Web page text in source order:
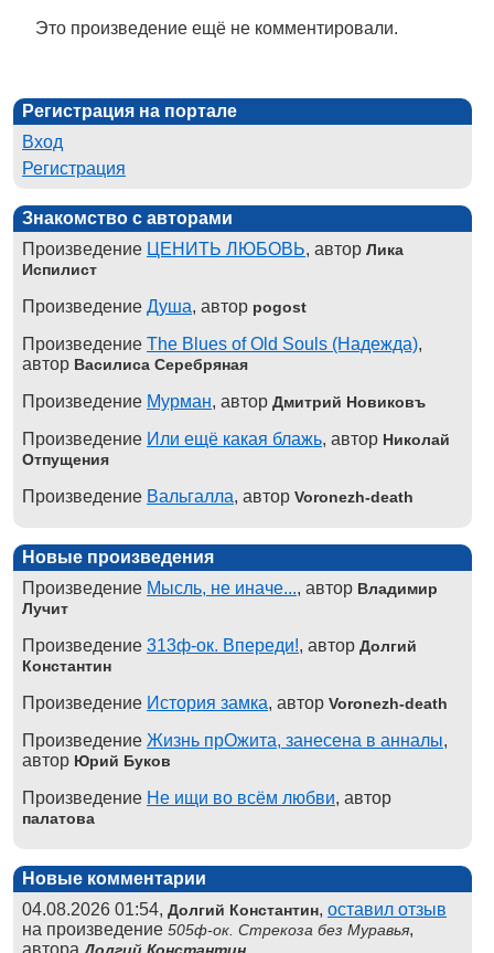
Это произведение ещё не комментировали.
Регистрация на портале
Вход
Регистрация
Знакомство с авторами
Произведение ЦЕНИТЬ ЛЮБОВЬ, автор Лика
Испилист
Произведение Душа, автор pogost
Произведение The Blues of Old Souls (Надежда),
автор Василиса Серебряная
Произведение Мурман, автор Дмитрий Новиковъ
Произведение Или ещё какая блажь, автор Николай
Отпущения
Произведение Вальгалла, автор Voronezh-death
Новые произведения
Произведение Мысль, не иначе..., автор Владимир
Лучит
Произведение 313ф-ок. Впереди!, автор Долгий
Константин
Произведение История замка, автор Voronezh-death
Произведение Жизнь прОжита, занесена в анналы,
автор Юрий Буков
Произведение Не ищи во всём любви, автор
палатова
Новые комментарии
04.08.2026 01:54, Долгий Константин, оставил отзыв
на произведение 505ф-ок. Стрекоза без Муравья,
автора